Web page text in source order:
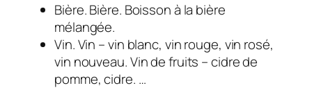
Bière. Bière. Boisson à la bière
mélangée.
Vin. Vin – vin blanc, vin rouge, vin rosé,
vin nouveau. Vin de fruits – cidre de
pomme, cidre. …